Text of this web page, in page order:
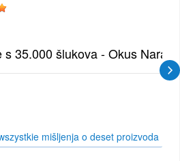
35.000 šlukova - Okus
mišljenja o deset proizvoda